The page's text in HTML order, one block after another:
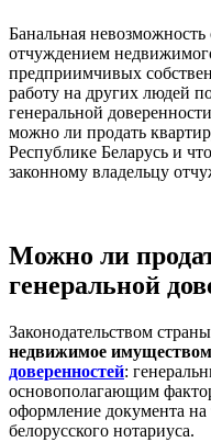
Банальная
отчуждением
предприимчивых
работу на других людей
генеральной
можно ли продать
Республике Беларусь и
законному владельцу
Можно ли
генеральной
Законодательством страны
недвижимое имуществом
доверенностей:
основополагающим
оформление документа
белорусского нотариуса.